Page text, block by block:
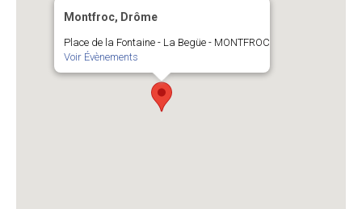
Montfroc, Drôme
Place de la Fontaine - La Begüe - MONTFROC
Voir Évènements